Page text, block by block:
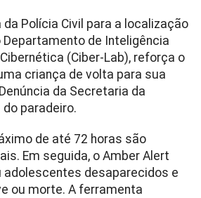
Polícia Civil para a localização
de Inteligência
(Ciber-Lab), reforça o
criança de volta para sua
da Secretaria da
paradeiro.
de até 72 horas são
Em seguida, o Amber Alert
desaparecidos e
ou morte. A ferramenta